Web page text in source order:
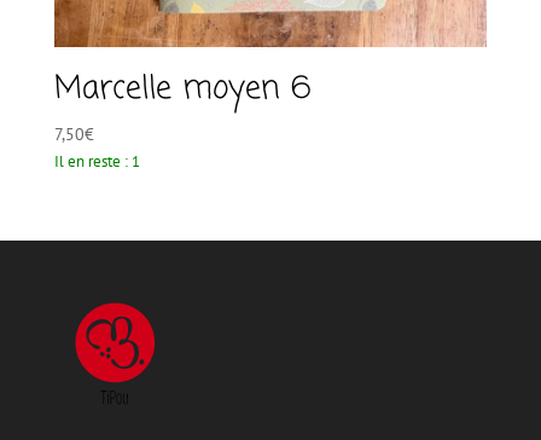
Marcelle moyen 6
7,50€
Il en reste : 1